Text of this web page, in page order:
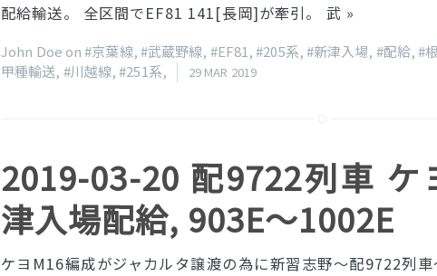
配給輸送。 全区間でEF81 141[長岡]が牽引。 武 »
John Doe on#京葉線,#武蔵野線, #EF81 ,#205系,#新津入場, #配給,#
甲種輸送, #川越線,#251系, 29 MAR 2019
2019-03-20 配9722列車
津入場配給, 903E〜1002E
ケヨM16編成がジャカルタ譲渡の為に新習志野〜配9722列